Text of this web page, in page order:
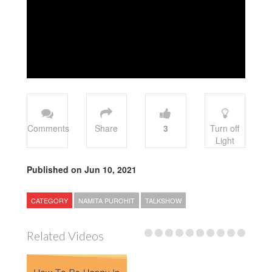
Comments Share 3
Turn off
Light
Published on Jun 10, 2021
CATEGORY NAMITA PUROHIT TALKSHOW
Related Videos